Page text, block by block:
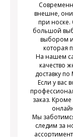
внешне,
при носке.
большой
выбором и
которая
На нашем
качество
доставку
Если у вас
заказ. Кроме
Мы
следим за